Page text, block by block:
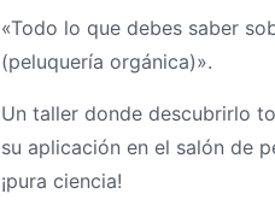
«Todo lo que debes saber
(peluquería orgánica)».
Un taller donde descubrirlo
su aplicación en el salón de
¡pura ciencia!